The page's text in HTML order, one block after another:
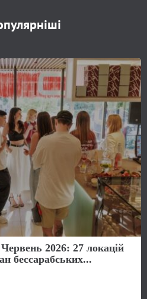
2026: 27 локацій
бессарабських...